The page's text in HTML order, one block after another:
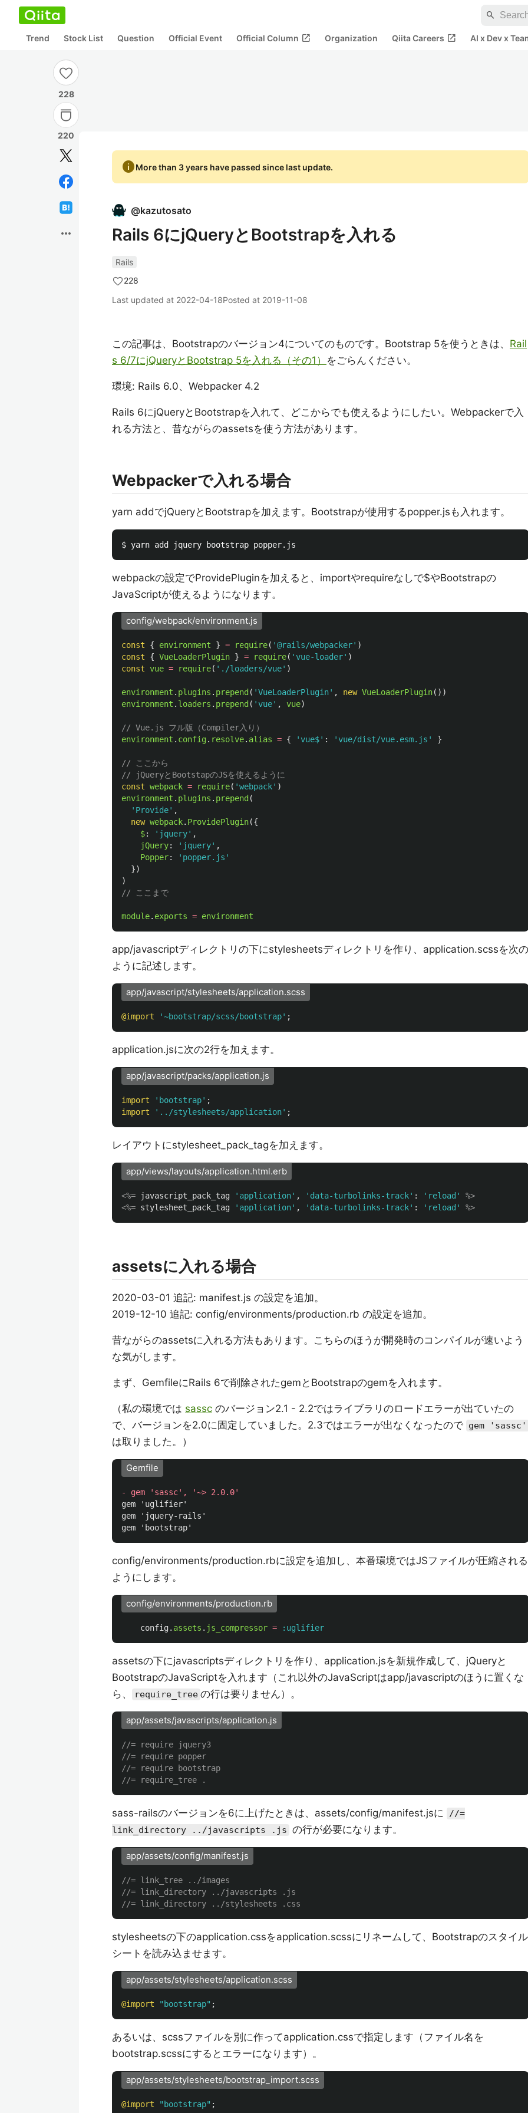
search
Trend Stock List Question Official Event Official Column open_in_new Organization Qiita Careers open_in_new AI x Dev x
228
220
more_horiz
infoMore than 3 years have passed since last update.
@kazutosato
Rails 6にjQueryとBootstrapを入れる
Rails
228
Last updated at 2022-04-18Posted at 2019-11-08
この記事は、Bootstrapのバージョン4についてのものです。Bootstrap 5を使うときは、 Rail
s 6/7にjQueryとBootstrap 5を入れる（その1） をごらんください。
環境: Rails 6.0、Webpacker 4.2
Rails 6にjQueryとBootstrapを入れて、どこからでも使えるようにしたい。Webpackerで入
れる方法と、昔ながらのassetsを使う方法があります。
Webpackerで入れる場合
yarn addでjQueryとBootstrapを加えます。Bootstrapが使用するpopper.jsも入れます。
webpackの設定でProvidePluginを加えると、importやrequireなしで$やBootstrapの
JavaScriptが使えるようになります。
config/webpack/environment.js
const { environment } = require( '@rails/webpacker' )
const
{ VueLoaderPlugin } = require( ' vue-loader' )
const vue = require( ' ./loaders/vue' )
environment . plugins . prepend ( 'VueLoaderPlugin' , new VueLoaderPlugin())
environment . loaders . prepend ( ' vue' , vue)
// Vue.js フル版（Compiler入り）
environment . config. resolve. alias = { ' vue$' : ' vue/dist/vue.esm.js ' }
// ここから
// jQueryとBootstapのJSを使えるように
const webpack = require( 'webpack' )
environment . plugins . prepend (
' Provide' ,
new webpack. ProvidePlugin({
$: ' jquery' ,
jQuery: ' jquery' ,
Popper: ' popper.js '
})
)
// ここまで
module. exports = environment
app/javascriptディレクトリの下にstylesheetsディレクトリを作り、application.scssを次の
ように記述します。
app/javascript/stylesheets/application.scss
@import '~bootstrap/scss/bootstrap' ;
application.jsに次の2行を加えます。
app/javascript/packs/application.js
import ' bootstrap' ;
import
' ../stylesheets/application' ;
レイアウトにstylesheet_pack_tagを加えます。
app/views/layouts/application.html.erb
<%= javascript_pack_tag 'application' , 'data-turbolinks-track' : 'reload'
%>
<%= stylesheet_pack_tag 'application' , 'data-turbolinks-track' : 'reload' %>
assetsに入れる場合
2020-03-01 追記: manifest.js の設定を追加。
2019-12-10 追記: config/environments/production.rb の設定を追加。
昔ながらのassetsに入れる方法もあります。こちらのほうが開発時のコンパイルが速いよう
な気がします。
まず、GemfileにRails 6で削除されたgemとBootstrapのgemを入れます。
（私の環境では sassc のバージョン2.1 - 2.2ではライブラリのロードエラーが出ていたの
で、バージョンを2.0に固定していました。2.3ではエラーが出なくなったので gem 'sassc'
は取りました。）
Gemfile
gem 'uglifier'
gem 'jquery-rails'
config/environments/production.rbに設定を追加し、本番環境ではJSファイルが圧縮される
ようにします。
config/environments/production.rb
config. assets . js_compressor = :uglifier
assetsの下にjavascriptsディレクトリを作り、application.jsを新規作成して、jQueryと
BootstrapのJavaScriptを入れます（これ以外のJavaScriptはapp/javascriptのほうに置くな
ら、
require_tree の行は要りません）。
app/assets/javascripts/application.js
//= require jquery3
//= require popper
//= require bootstrap
//= require_tree .
sass-railsのバージョンを6に上げたときは、assets/config/manifest.jsに
//=
link_directory ../javascripts .js の行が必要になります。
app/assets/config/manifest.js
//= link_tree ../images
//= link_directory ../javascripts .js
//= link_directory ../stylesheets .css
stylesheetsの下のapplication.cssをapplication.scssにリネームして、Bootstrapのスタイル
シートを読み込ませます。
app/assets/stylesheets/application.scss
@import "bootstrap" ;
あるいは、scssファイルを別に作ってapplication.cssで指定します（ファイル名を
bootstrap.scssにするとエラーになります）。
app/assets/stylesheets/bootstrap_import.scss
@import "bootstrap" ;